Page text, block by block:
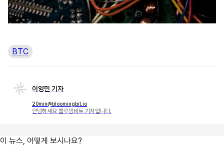
BTC
이영민 기자
20min@bloomingbit.io
안녕하세요 블루밍비트 기자입니다.
이 뉴스, 어떻게 보시나요?